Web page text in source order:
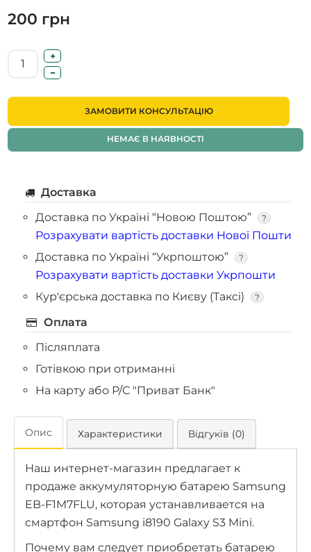
200 грн
ЗАМОВИТИ КОНСУЛЬТАЦІЮ
НЕМАЄ В НАЯВНОСТІ
Доставка
Доставка по Україні “Новою Поштою”
?
Розрахувати вартість доставки Нової Пошти
Доставка по Україні “Укрпоштою”
?
Розрахувати вартість доставки Укрпошти
Кур'єрська доставка по Києву (Таксі)
?
Оплата
Післяплата
Готівкою при отриманні
На карту або Р/С "Приват Банк"
Опис Характеристики Відгуків (0)
Наш интернет-магазин предлагает к
продаже аккумуляторную батарею Samsung
EB-F1M7FLU, которая устанавливается на
смартфон Samsung i8190 Galaxy S3 Mini.
Почему вам следует приобретать батарею